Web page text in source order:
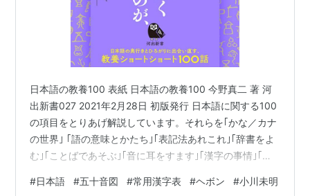
公用文における漢字使用等について
政府は、本日、内閣告示第2号をもって、「
漢字表」を告示した。
今後、各行政機関が作成する公用文における漢
字使用等については、別紙によるものとする。
なお、昭和56年内閣訓令第1号は、廃止する。
日本語の教養100 表紙 日本語の教養100 今野真二 著 河
出新書027 2021年2月28日 初版発行 日本語に関する100
の項目をとりあげ解説しています。それらを｢かな／カナ
の世界｣ ｢語の意味とかたち｣｢表記法あれこれ｣｢辞書をよ
む｣｢ことばであそぶ｣｢音に耳をすます｣｢漢字の事情｣｢こ
ています。 五十音図 実際には四十五音しか示されていな
#日本語 #五十音図 #常用漢字表 #ヘボン #小川未明